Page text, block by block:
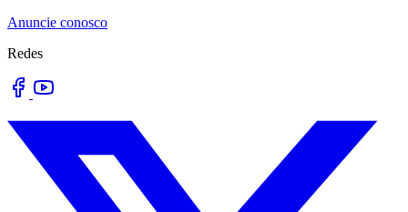
Anuncie conosco
Redes